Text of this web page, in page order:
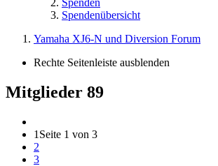
Spendenübersicht
Yamaha XJ6-N und Diversion Forum
Rechte Seitenleiste ausblenden
Mitglieder 89
1 Seite 1 von 3
2
3